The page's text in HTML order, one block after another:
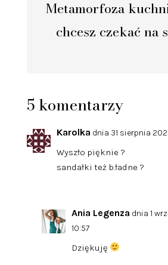
Metamorfoza
chcesz czekać na
5 komentarzy
Karolka dnia 31 sierpnia
Wyszło pięknie ?
sandałki też b.ładne ?
Ania Legenza dnia 1
10:57
Dziękuję